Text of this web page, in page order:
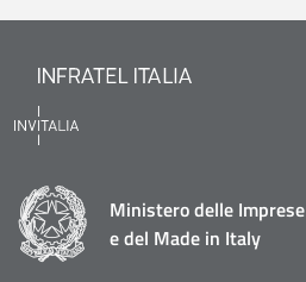
Ministero delle Imprese
e del Made in Italy